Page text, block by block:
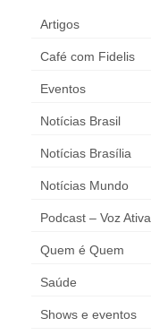
Artigos
Café com Fidelis
Eventos
Notícias Brasil
Notícias Brasília
Notícias Mundo
Podcast – Voz Ativa
Quem é Quem
Saúde
Shows e eventos